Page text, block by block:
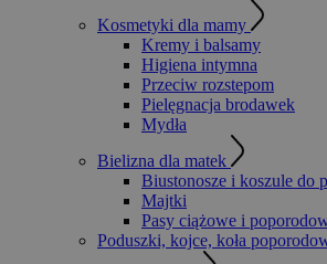
Kosmetyki dla mamy
Kremy i balsamy
Higiena intymna
Przeciw rozstepom
Pielęgnacja brodawek
Mydła
Bielizna dla matek
Biustonosze i koszule do
Majtki
Pasy ciążowe i
Poduszki, kojce, koła